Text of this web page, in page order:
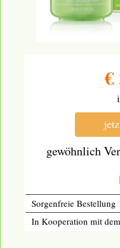
€
gewöhnlich
Sorgenfreie Bestellung
In Kooperation mit